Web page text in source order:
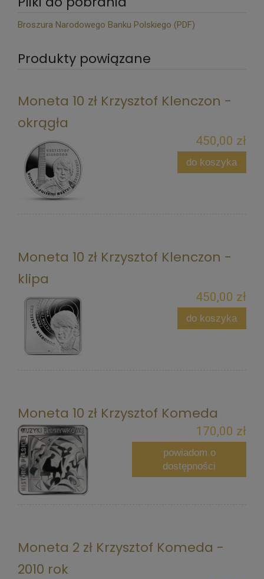
Broszura Narodowego Banku Polskiego (PDF)
Produkty powiązane
Moneta 10 zł Krzysztof Klenczon -
okrągła
450,00 zł
do koszyka
Moneta 10 zł Krzysztof Klenczon -
klipa
450,00 zł
do koszyka
Moneta 10 zł Krzysztof Komeda
170,00 zł
powiadom o
dostępności
Moneta 2 zł Krzysztof Komeda -
2010 rok